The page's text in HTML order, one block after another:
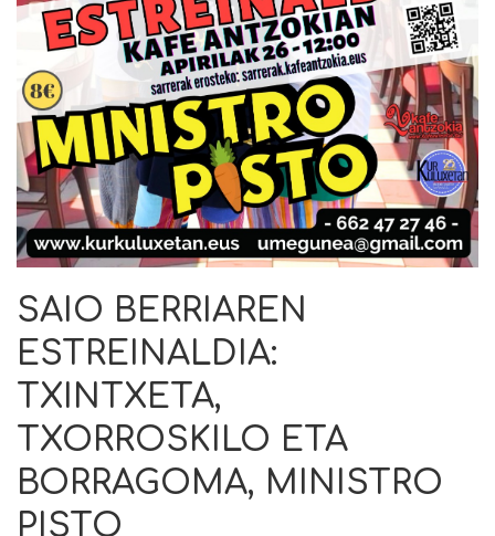
SAIO BERRIAREN
ESTREINALDIA:
TXINTXETA,
TXORROSKILO ETA
BORRAGOMA, MINISTRO
PISTO